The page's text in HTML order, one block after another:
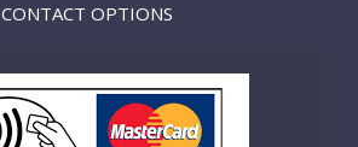
CONTACT OPTIONS